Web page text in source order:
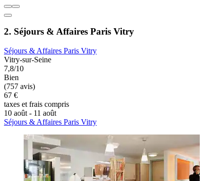
2. Séjours & Affaires Paris Vitry
Séjours & Affaires Paris Vitry
Vitry-sur-Seine
7,8/10
Bien
(757 avis)
67 €
taxes et frais compris
10 août - 11 août
Séjours & Affaires Paris Vitry